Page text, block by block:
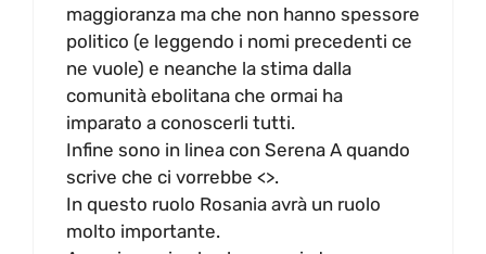
maggioranza ma che non hanno spessore
politico (e leggendo i nomi precedenti ce
ne vuole) e neanche la stima dalla
comunità ebolitana che ormai ha
imparato a conoscerli tutti.
Infine sono in linea con Serena A quando
scrive che ci vorrebbe <>.
In questo ruolo Rosania avrà un ruolo
molto importante.